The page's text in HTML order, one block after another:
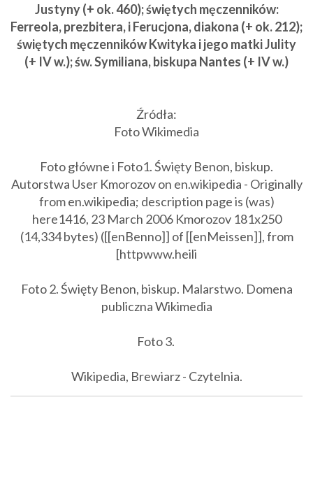
Justyny (+ ok. 460); świętych męczenników:
Ferreola, prezbitera, i Ferucjona, diakona (+ ok. 212);
świętych męczenników Kwityka i jego matki Julity
(+ IV w.); św. Symiliana, biskupa Nantes (+ IV w.)
Źródła:
Foto Wikimedia
Foto główne i Foto1. Święty Benon, biskup.
Autorstwa User Kmorozov on en.wikipedia - Originally
from en.wikipedia; description page is (was)
here1416, 23 March 2006 Kmorozov 181x250
(14,334 bytes) ([[enBenno]] of [[enMeissen]], from
[httpwww.heili
Foto 2. Święty Benon, biskup. Malarstwo. Domena
publiczna Wikimedia
Foto 3.
Wikipedia, Brewiarz - Czytelnia.